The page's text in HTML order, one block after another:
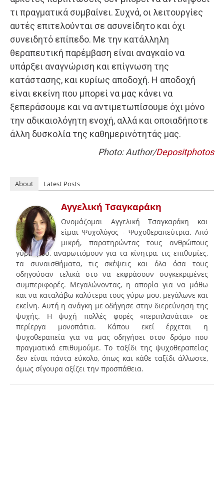
τι πραγματικά συμβαίνει. Συχνά, οι λειτουργίες
αυτές επιτελούνται σε ασυνείδητο και όχι
συνειδητό επίπεδο. Με την κατάλληλη
θεραπευτική παρέμβαση είναι αναγκαίο να
υπάρξει αναγνώριση και επίγνωση της
κατάστασης, και κυρίως αποδοχή. Η αποδοχή
είναι εκείνη που μπορεί να μας κάνει να
ξεπεράσουμε και να αντιμετωπίσουμε όχι μόνο
την αδικαιολόγητη ενοχή, αλλά και οποιαδήποτε
άλλη δυσκολία της καθημερινότητάς μας.
Photo: Author/Depositphotos
About Latest Posts
Αγγελική Τσαγκαράκη
Ονομάζομαι Αγγελική Τσαγκαράκη και
είμαι Ψυχολόγος - Ψυχοθεραπεύτρια. Από
μικρή, παρατηρώντας τους ανθρώπους
γύρω μου, αναρωτιόμουν για τα κίνητρα, τις επιθυμίες,
τα συναισθήματα, τις σκέψεις και όλα όσα τους
οδηγούσαν τελικά στο να εκφράσουν συγκεκριμένες
συμπεριφορές. Μεγαλώνοντας, η απορία για να μάθω
και να καταλάβω καλύτερα τους γύρω μου, μεγάλωνε και
εκείνη. Αυτή η ανάγκη με οδήγησε στην διερεύνηση της
ψυχής. Η ψυχή πολλές φορές «περιπλανάται» σε
περίεργα μονοπάτια. Κάπου εκεί έρχεται η
ψυχοθεραπεία για να μας οδηγήσει στον δρόμο που
πραγματικά επιθυμούμε. Το ταξίδι της ψυχοθεραπείας
δεν είναι πάντα εύκολο, όπως και κάθε ταξίδι άλλωστε,
όμως σίγουρα αξίζει την προσπάθεια.